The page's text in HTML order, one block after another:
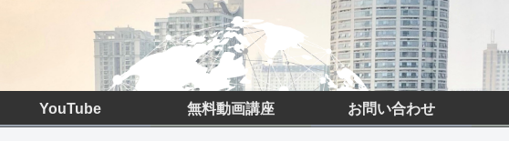
YouTube 無料動画講座 お問い合わせ